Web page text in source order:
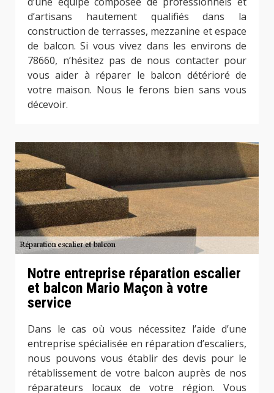
d’artisans hautement qualifiés dans la
construction de terrasses, mezzanine et espace
de balcon. Si vous vivez dans les environs de
78660, n’hésitez pas de nous contacter pour
vous aider à réparer le balcon détérioré de
votre maison. Nous le ferons bien sans vous
décevoir.
Notre entreprise réparation escalier
et balcon Mario Maçon à votre
service
Dans le cas où vous nécessitez l’aide d’une
entreprise spécialisée en réparation d’escaliers,
nous pouvons vous établir des devis pour le
rétablissement de votre balcon auprès de nos
réparateurs locaux de votre région. Vous